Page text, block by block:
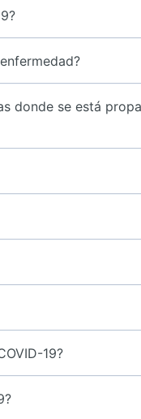
donde se está
19?